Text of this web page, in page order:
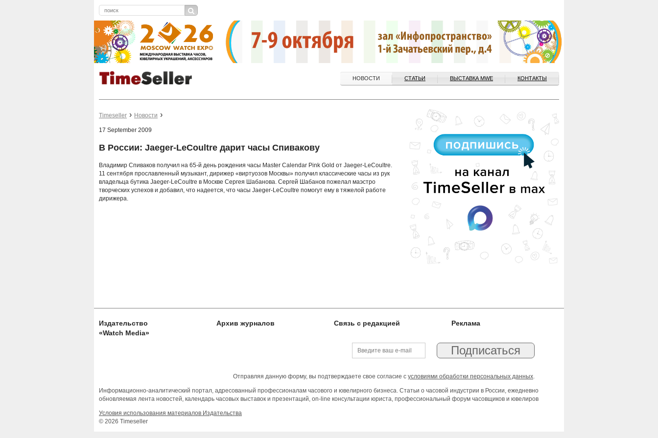
НОВОСТИ СТАТЬИ ВЫСТАВКА MWE КОНТАКТЫ
Timeseller Новости
17 September 2009
В России: Jaeger-LeCoultre дарит часы Спивакову
Владимир Спиваков получил на 65-й день рождения часы Master Calendar Pink Gold от Jaeger-LeCoultre.
11 сентября прославленный музыкант, дирижер «виртуозов Москвы» получил классические часы из рук
владельца бутика Jaeger-LeCoultre в Москве Сергея Шабанова. Сергей Шабанов пожелал маэстро
творческих успехов и добавил, что надеется, что часы Jaeger-LeCoultre помогут ему в тяжелой работе
дирижера.
Издательство
«Watch Media»
Архив журналов Связь с редакцией Реклама
Отправляя данную форму, вы подтверждаете свое согласие с условиями обработки персональных данных.
Информационно-аналитический портал, адресованный профессионалам часового и ювелирного бизнеса. Статьи о часовой индустрии в России, ежедневно
обновляемая лента новостей, календарь часовых выставок и презентаций, on-line консультации юриста, профессиональный форум часовщиков и ювелиров
Условия использования материалов Издательства
© 2026 Timeseller